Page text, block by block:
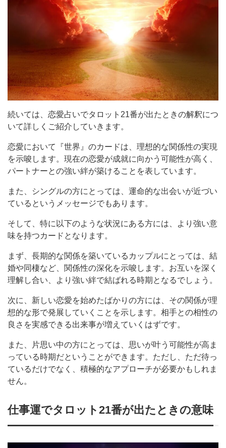
続いては、恋愛占いでタロット21番が出たときの解釈につ
いて詳しくご紹介していきます。
恋愛において『世界』のカードは、理想的な関係性の実現
を示唆します。現在の恋愛が成就に向かう可能性が高く、
パートナーとの強い絆が築けることを表しています。
また、シングルの方にとっては、運命的な出会いが近づい
ているというメッセージでもあります。
そして、特に以下のような状況にある方には、より強い意
味を持つカードとなります。
まず、長期的な関係を築いているカップルにとっては、結
婚や同棲など、関係性の深化を示唆します。お互いを深く
理解し合い、より強い絆で結ばれる時期となるでしょう。
次に、新しい恋愛を始めたばかりの方には、その関係が理
想的な形で発展していくことを示します。相手との相性の
良さを実感できる出来事が増えていくはずです。
また、片思い中の方にとっては、思いが叶う可能性が高ま
っている時期だということができます。ただし、ただ待っ
ているだけでなく、積極的なアプローチが必要かもしれま
せん。
仕事運でタロット21番が出たときの意味